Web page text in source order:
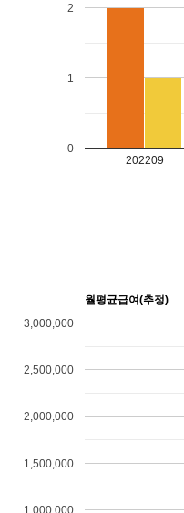
202209
0
1
2
월평균급여(추정)
1,000,000
1,500,000
2,000,000
2,500,000
3,000,000